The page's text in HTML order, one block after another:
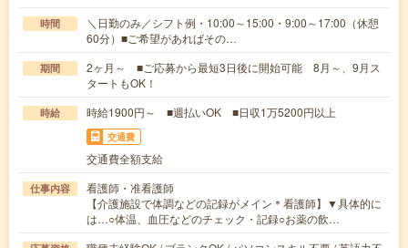
時間
＼日勤のみ／シフト例・10:00～15:00・9:00～17:00（休憩
60分）■ご希望があればその…
期間
2ヶ月～ ■ご応募から最短3日後に開始可能 8月～、9月ス
タートもOK！
時給 時給1900円～ ■週払いOK ■日収1万5200円以上
交通費
交通費全額支給
仕事内容
看護師・准看護師
【介護施設で体調などの記録がメイン＊看護師】▼具体的に
は…○体温、血圧などのチェック・記録○お薬の飲…